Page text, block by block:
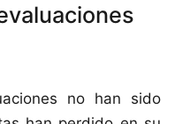
no han sido